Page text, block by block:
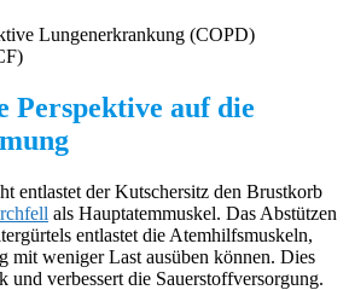
Lungenerkrankung (COPD)
Perspektive auf die
entlastet der Kutschersitz den Brustkorb
als Hauptatemmuskel. Das Abstützen
entlastet die Atemhilfsmuskeln,
mit weniger Last ausüben können. Dies
und verbessert die Sauerstoffversorgung.